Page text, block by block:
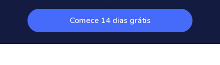
Comece 14 dias grátis